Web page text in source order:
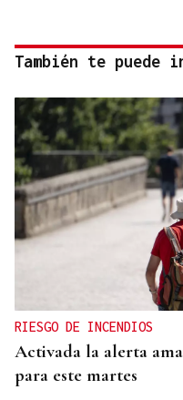
También te puede
RIESGO DE INCENDIOS
Activada la alerta
para este martes